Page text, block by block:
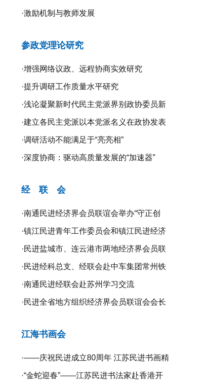
·激励机制与教师发展
参政党理论研究
·增强网络议政、远程协商实效研究
·提升调研工作质量水平研究
·浅论凝聚新时代民主党派界别政协委员新
共识的新路径
·建立各民主党派以本党派名义在政协发表
意见的制度机制研究
·调研活动不能满足于“亮亮相”
·深度协商：驱动高质量发展的“加速器”
经 联 会
·南通民进经济界会员联谊会举办“守正创
新、携手同行”二届二次全体理事会议
·镇江民进青年工作委员会和镇江民进经济
界会员联谊会联合举办“庆祝新中国成立75
周年”系列活动
·民进盐城市、连云港市两地经济界会员联
谊会开展学习交流活动
·民进经科总支、经联会赴中车集团常州铁
道高等职业技术学校开展专题调研
·南通民进经联会赴苏州学习交流
·民进全省地方组织经济界会员联谊会会长
江海书画会
·——庆祝民进成立80周年 江苏民进书画精
品展暨宿迁镇江扬州三市民进书画作品联
·“金蛇迎春”——江苏民进书法家赴香港开